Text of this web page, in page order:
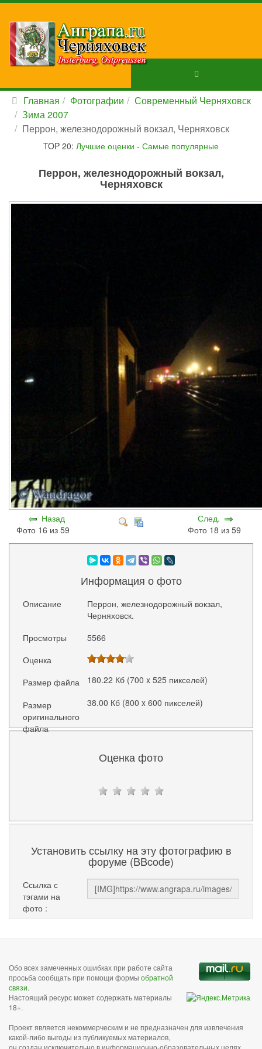
Главная Фотографии
Современный Черняховск
Зима 2007
Перрон, железнодорожный вокзал, Черняховск
TOP 20: Лучшие оценки - Самые популярные
Перрон, железнодорожный вокзал,
Черняховск
Назад
Фото 16 из 59
След.
Фото 18 из 59
Информация о фото
Описание
Перрон, железнодорожный вокзал,
Черняховск.
Просмотры
5566
Оценка
Размер файла
180.22 Кб (700 x 525 пикселей)
Размер
оригинального
файла
38.00 Кб (800 x 600 пикселей)
Оценка фото
Установить ссылку на эту фотографию в
форуме (BBcode)
Ссылка с
тэгами на
фото :
Обо всех замеченных ошибках при работе сайта
просьба сообщать при помощи формы обратной
связи.
Настоящий ресурс может содержать материалы
18+.
Проект является некоммерческим и не предназначен для извлечения
какой-либо выгоды из публикуемых материалов,